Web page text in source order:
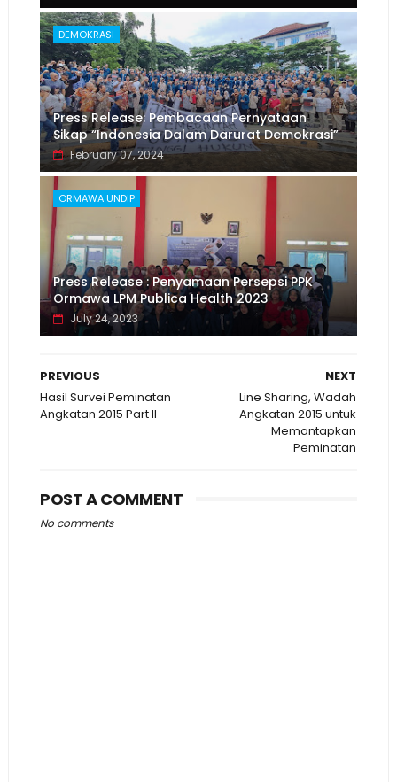
DEMOKRASI
Press Release: Pembacaan Pernyataan
Sikap “Indonesia Dalam Darurat Demokrasi”
February 07, 2024
ORMAWA UNDIP
Press Release : Penyamaan Persepsi PPK
Ormawa LPM Publica Health 2023
July 24, 2023
NEXT
Line Sharing, Wadah
Angkatan 2015 untuk
Memantapkan
Peminatan
PREVIOUS
Hasil Survei Peminatan
Angkatan 2015 Part II
POST A COMMENT
No comments